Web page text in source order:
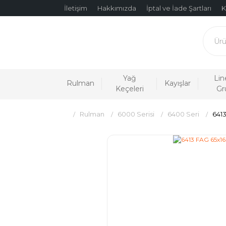
İletişim Hakkımızda İptal ve İade Şartları
Rulman
Yağ
Keçeleri
Kayışlar
Rulman 6000 Serisi 6400 Seri